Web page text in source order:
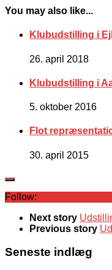
You may also like...
Klubudstilling i
26. april 2018
Klubudstilling i
5. oktober 2016
Flot
30. april 2015
Follow:
Next story
Previous story
Seneste indlæg